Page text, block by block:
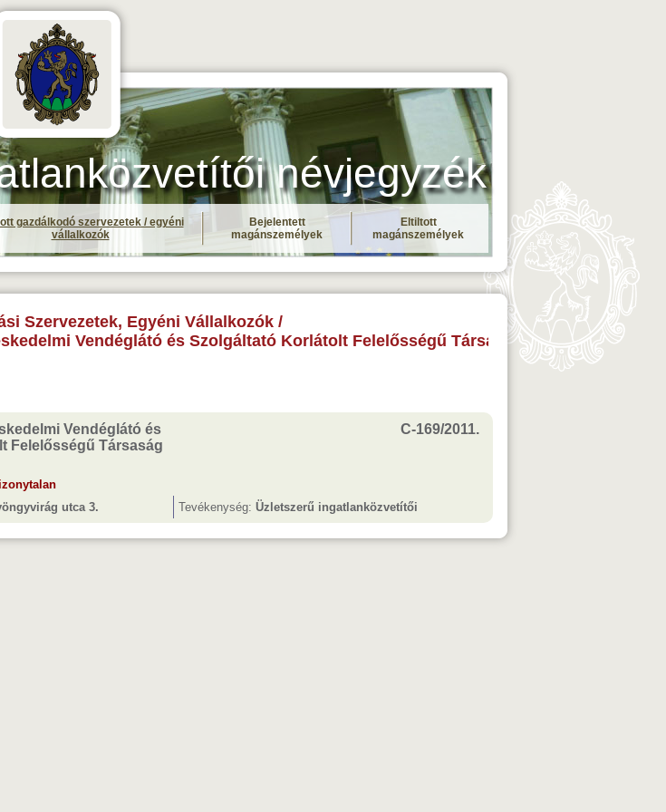
névjegyzék
gazdálkodó szervezetek / egyéni
vállalkozók
Bejelentett
magánszemélyek
Eltiltott
magánszemélyek
Szervezetek, Egyéni Vállalkozók /
Vendéglátó és Szolgáltató Korlátolt Felelősségű Társaság
Vendéglátó és
Felelősségű Társaság
C-169/2011.
utca 3. Tevékenység: Üzletszerű ingatlanközvetítői